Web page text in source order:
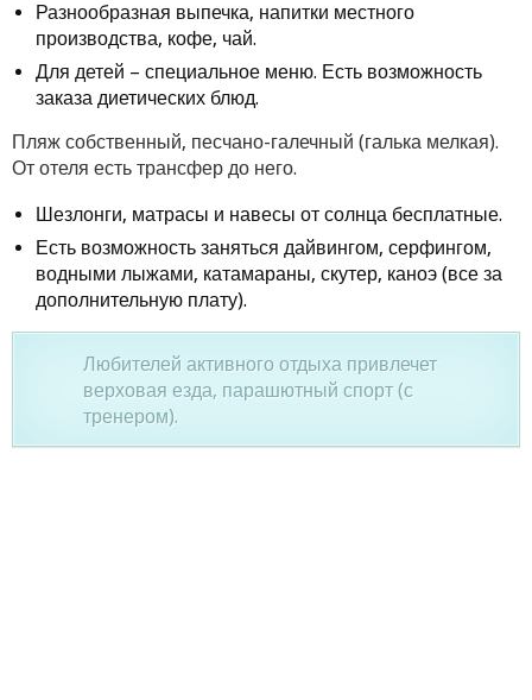
Разнообразная выпечка, напитки местного
производства, кофе, чай.
Для детей – специальное меню. Есть возможность
заказа диетических блюд.
Пляж собственный, песчано-галечный (галька мелкая).
От отеля есть трансфер до него.
Шезлонги, матрасы и навесы от солнца бесплатные.
Есть возможность заняться дайвингом, серфингом,
водными лыжами, катамараны, скутер, каноэ (все за
дополнительную плату).
Любителей активного отдыха привлечет
верховая езда, парашютный спорт (с
тренером).